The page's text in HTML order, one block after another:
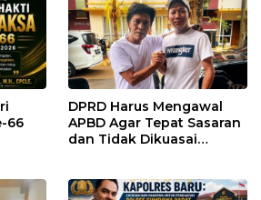
66
DPRD Harus Mengawal
APBD Agar Tepat Sasaran
dan Tidak Dikuasai